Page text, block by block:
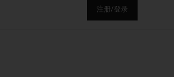
注册/登录